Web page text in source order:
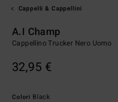
Cappelli & Cappellini
A.I Champ
Cappellino Trucker Nero Uomo
32,95 €
Colori Black